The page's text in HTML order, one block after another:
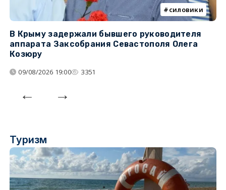
силовики
В Крыму задержали бывшего руководителя
аппарата Заксобрания Севастополя Олега
Козюру
09/08/2026 19:00 3351
Туризм